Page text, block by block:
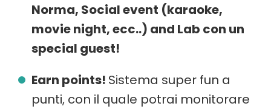
Norma, Social event (karaoke,
movie night, ecc..) and Lab con un
special guest!
Earn points! Sistema super fun a
punti, con il quale potrai monitorare